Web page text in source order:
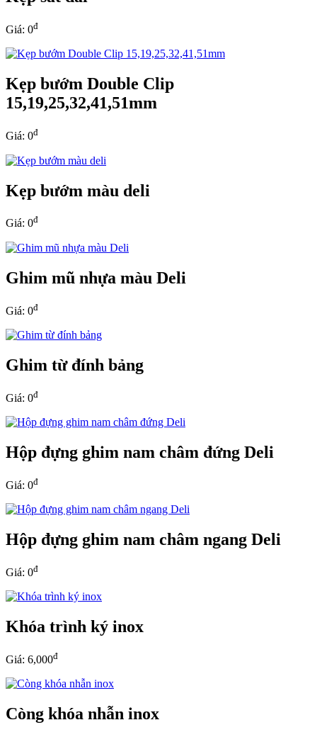
Giá: 0đ
Kẹp bướm Double Clip
15,19,25,32,41,51mm
Giá: 0đ
Kẹp bướm màu deli
Giá: 0đ
Ghim mũ nhựa màu Deli
Giá: 0đ
Ghim từ đính bảng
Giá: 0đ
Hộp đựng ghim nam châm đứng Deli
Giá: 0đ
Hộp đựng ghim nam châm ngang Deli
Giá: 0đ
Khóa trình ký inox
Giá: 6,000đ
Còng khóa nhẫn inox